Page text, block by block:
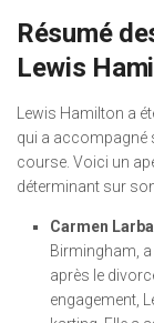
Résumé
Lewis
Lewis Hamilton a
qui a accompagné
course. Voici un
déterminant sur
Carmen
Birmingham,
après le
engagement,